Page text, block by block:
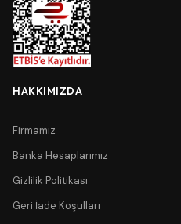
HAKKIMIZDA
Firmamız
Banka Hesaplarımız
Gizlilik Politikası
Geri İade Koşulları